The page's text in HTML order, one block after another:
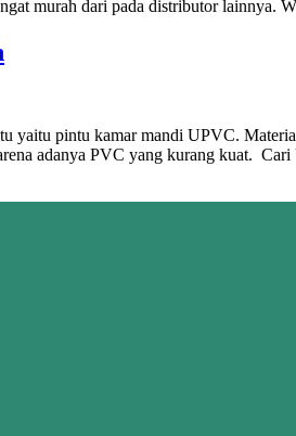
murah dari pada distributor lainnya.
yaitu pintu kamar mandi UPVC.
adanya PVC yang kurang kuat.